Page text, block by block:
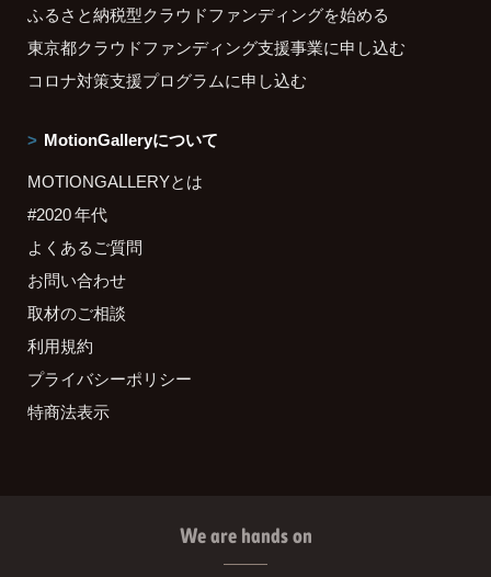
ふるさと納税型クラウドファンディングを始める
東京都クラウドファンディング支援事業に申し込む
コロナ対策支援プログラムに申し込む
MotionGalleryについて
MOTIONGALLERYとは
#2020 年代
よくあるご質問
お問い合わせ
取材のご相談
利用規約
プライバシーポリシー
特商法表示
We are hands on